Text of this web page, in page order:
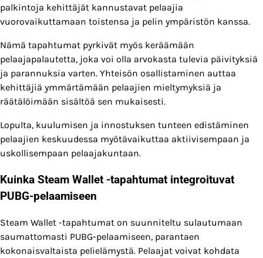
palkintoja kehittäjät kannustavat pelaajia
vuorovaikuttamaan toistensa ja pelin ympäristön kanssa.
Nämä tapahtumat pyrkivät myös keräämään
pelaajapalautetta, joka voi olla arvokasta tulevia päivityksiä
ja parannuksia varten. Yhteisön osallistaminen auttaa
kehittäjiä ymmärtämään pelaajien mieltymyksiä ja
räätälöimään sisältöä sen mukaisesti.
Lopulta, kuulumisen ja innostuksen tunteen edistäminen
pelaajien keskuudessa myötävaikuttaa aktiivisempaan ja
uskollisempaan pelaajakuntaan.
Kuinka Steam Wallet -tapahtumat integroituvat
PUBG-pelaamiseen
Steam Wallet -tapahtumat on suunniteltu sulautumaan
saumattomasti PUBG-pelaamiseen, parantaen
kokonaisvaltaista pelielämystä. Pelaajat voivat kohdata